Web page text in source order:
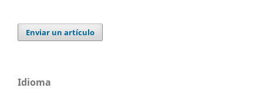
Enviar un artículo
Idioma